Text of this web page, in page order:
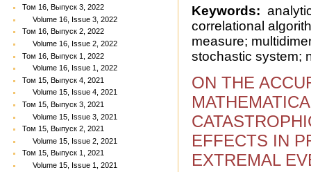
Том 16, Выпуск 3, 2022
Volume 16, Issue 3, 2022
Том 16, Выпуск 2, 2022
Volume 16, Issue 2, 2022
Том 16, Выпуск 1, 2022
Volume 16, Issue 1, 2022
Том 15, Выпуск 4, 2021
Volume 15, Issue 4, 2021
Том 15, Выпуск 3, 2021
Volume 15, Issue 3, 2021
Том 15, Выпуск 2, 2021
Volume 15, Issue 2, 2021
Том 15, Выпуск 1, 2021
Volume 15, Issue 1, 2021
Keywords:
correlational
measure;
stochastic system;
ON THE
EFFECTS IN
EXTREMAL